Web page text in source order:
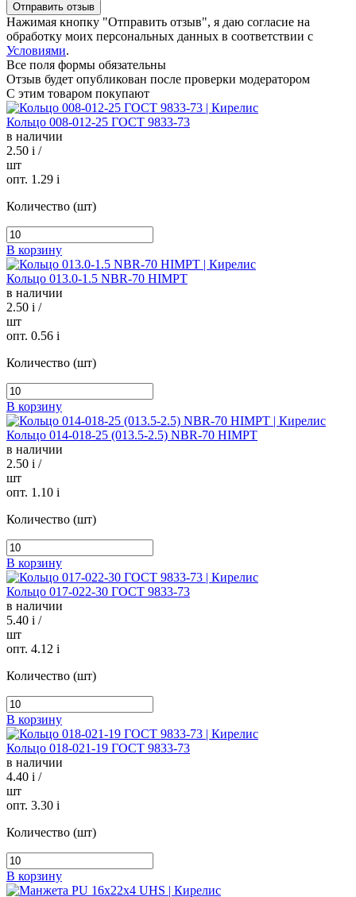
Нажимая кнопку "Отправить отзыв", я даю согласие на
обработку моих персональных данных в соответствии с
Условиями.
Все поля формы обязательны
Отзыв будет опубликован после проверки модератором
С этим товаром покупают
Кольцо 008-012-25 ГОСТ 9833-73
в наличии
2.50 i /
шт
опт. 1.29 i
Количество (шт)
В корзину
Кольцо 013.0-1.5 NBR-70 HIMPT
в наличии
2.50 i /
шт
опт. 0.56 i
Количество (шт)
В корзину
Кольцо 014-018-25 (013.5-2.5) NBR-70 HIMPT
в наличии
2.50 i /
шт
опт. 1.10 i
Количество (шт)
В корзину
Кольцо 017-022-30 ГОСТ 9833-73
в наличии
5.40 i /
шт
опт. 4.12 i
Количество (шт)
В корзину
Кольцо 018-021-19 ГОСТ 9833-73
в наличии
4.40 i /
шт
опт. 3.30 i
Количество (шт)
В корзину